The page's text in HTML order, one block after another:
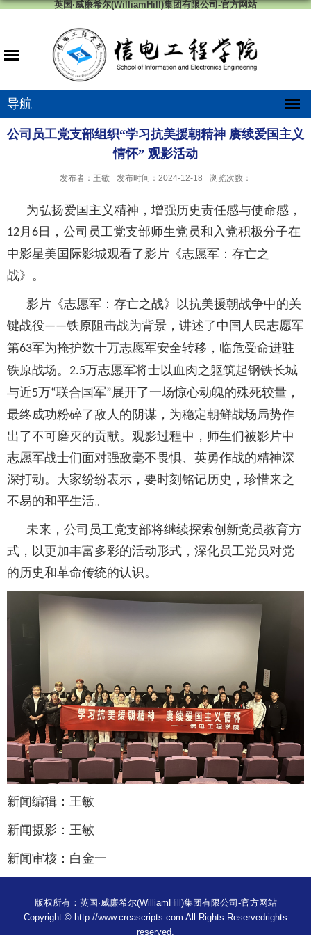
英国·威廉希尔(WilliamHill)集团有限公司-官方网站
导航
公司员工党支部组织“学习抗美援朝精神 赓续爱国主义
情怀” 观影活动
发布者：王敏 发布时间：2024-12-18 浏览次数：
为弘扬爱国主义精神，增强历史责任感与使命感，
12月 6 日，公司员工党支部师生党员和入党积极分子在
中影星美国际影城观看了影片《志愿军：存亡之
战》。
影片《志愿军：存亡之战》以抗美援朝战争中的关
键战役——铁原阻击战为背景，讲述了中国人民志愿军
第63军为掩护数十万志愿军安全转移，临危受命进驻
铁原战场。 2.5万志愿军将士以血肉之躯筑起钢铁长城
与近5万“联合国军”展开了一场惊心动魄的殊死较量，
最终成功粉碎了敌人的阴谋，为稳定朝鲜战场局势作
出了不可磨灭的贡献。观影过程中，师生们被影片中
志愿军战士们面对强敌毫不畏惧、英勇作战的精神深
深打动。大家纷纷表示，要时刻铭记历史，珍惜来之
不易的和平生活。
未来，公司员工党支部将继续探索创新党员教育方
式，以更加丰富多彩的活动形式，深化员工党员对党
的历史和革命传统的认识。
新闻编辑：王敏
新闻摄影：王敏
新闻审核：白金一
版权所有：英国·威廉希尔(WilliamHill)集团有限公司-官方网站
Copyright © http://www.creascripts.com All Rights Reservedrights
reserved.